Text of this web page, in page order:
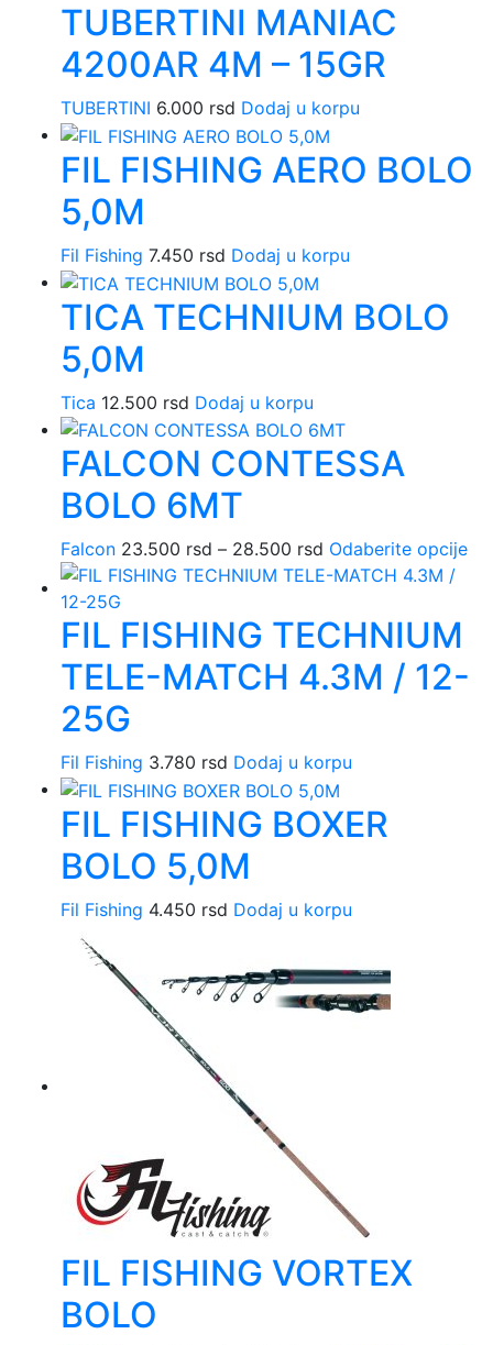
TUBERTINI MANIAC
4200AR 4M – 15GR
TUBERTINI 6.000 rsd Dodaj u korpu
FIL FISHING AERO BOLO
5,0M
Fil Fishing 7.450 rsd Dodaj u korpu
TICA TECHNIUM BOLO
5,0M
Tica 12.500 rsd Dodaj u korpu
FALCON CONTESSA
BOLO 6MT
Falcon 23.500 rsd – 28.500 rsd Raspon
cena:
23.500 rsd
do
28.500 rsd
Odaberite opcije
FIL FISHING TECHNIUM
TELE-MATCH 4.3M / 12-
25G
Fil Fishing 3.780 rsd Dodaj u korpu
FIL FISHING BOXER
BOLO 5,0M
Fil Fishing 4.450 rsd Dodaj u korpu
FIL FISHING VORTEX
BOLO